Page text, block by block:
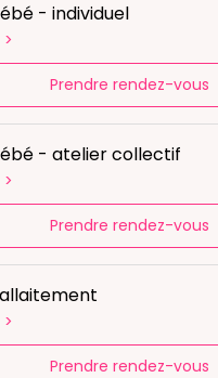
- individuel
>
Prendre rendez-vous
- atelier collectif
>
Prendre rendez-vous
>
Prendre rendez-vous